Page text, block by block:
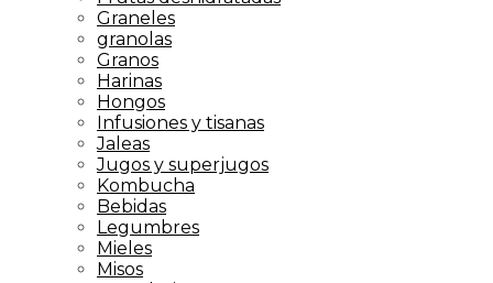
Graneles
granolas
Granos
Harinas
Hongos
Infusiones y tisanas
Jaleas
Jugos y superjugos
Kombucha
Bebidas
Legumbres
Mieles
Misos